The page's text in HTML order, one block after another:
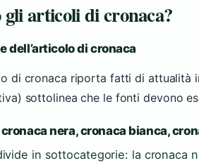
gli articoli di cronaca?
dell’articolo di cronaca
di cronaca riporta fatti di attualità
sottolinea che le fonti devono
nera, cronaca bianca,
in sottocategorie: la cronaca